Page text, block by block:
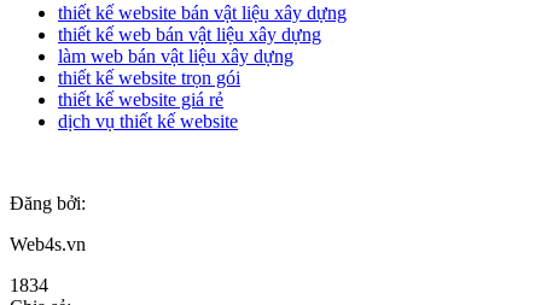
thiết kế website bán vật liệu xây dựng
thiết kế web bán vật liệu xây dựng
làm web bán vật liệu xây dựng
thiết kế website trọn gói
thiết kế website giá rẻ
dịch vụ thiết kế website
Đăng bởi:
Web4s.vn
1834